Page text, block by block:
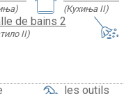
(Кухиња II)
de bains 2
II)
les outils